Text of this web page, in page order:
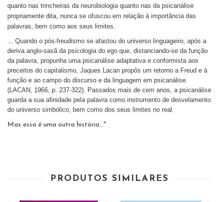
quanto nas trincheiras da neurobiologia quanto nas da psicanálise
propriamente dita, nunca se ofuscou em relação à importância das
palavras, bem como aos seus limites.
... Quando o pós-freudismo se afastou do universo linguageiro, após a
deriva anglo-saxã da psicologia do ego que, distanciando-se da função
da palavra, propunha uma psicanálise adaptativa e conformista aos
preceitos do capitalismo, Jaques Lacan propôs um retorno a Freud e à
função e ao campo do discurso e da linguagem em psicanálise
(LACAN, 1966, p. 237-322). Passados mais de cem anos, a psicanálise
guarda a sua afinidade pela palavra como instrumento de desvelamento
do universo simbólico, bem como dos seus limites no real .
Mas essa é uma outra história..."
PRODUTOS SIMILARES